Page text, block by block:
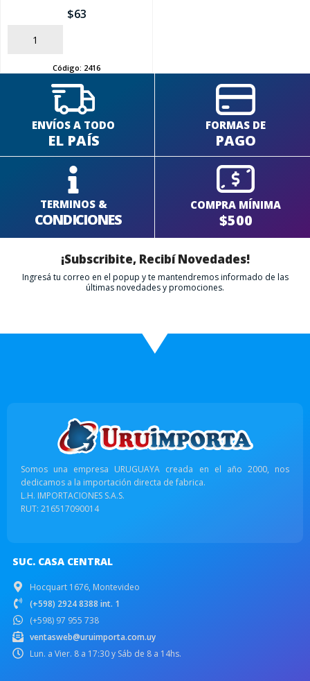
$63
AÑADIR
Código: 2416
ENVÍOS A TODO
EL PAÍS
FORMAS DE
PAGO
TERMINOS &
CONDICIONES
COMPRA MÍNIMA
$500
¡Subscribite, Recibí Novedades!
Ingresá tu correo en el popup y te mantendremos informado de las
últimas novedades y promociones.
Somos una empresa URUGUAYA creada en el año 2000, nos
dedicamos a la importación directa de fabrica.
L.H. IMPORTACIONES S.A.S.
RUT: 216517090014
SUC. CASA CENTRAL
Hocquart 1676, Montevideo
(+598) 2924 8388 int. 1
(+598) 97 955 738
ventasweb@uruimporta.com.uy
Lun. a Vier. 8 a 17:30 y Sáb de 8 a 14hs.